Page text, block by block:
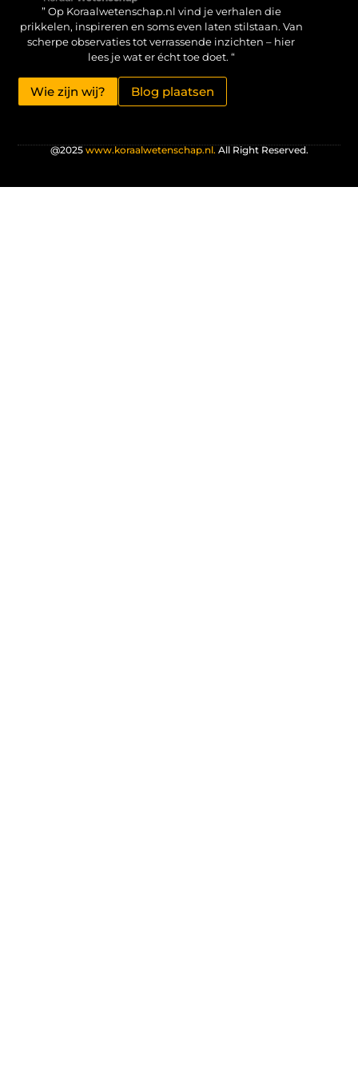
” Op Koraalwetenschap.nl vind je verhalen die
prikkelen, inspireren en soms even laten stilstaan. Van
scherpe observaties tot verrassende inzichten – hier
lees je wat er écht toe doet. “
Wie zijn wij? Blog plaatsen
@2025 www.koraalwetenschap.nl. All Right Reserved.